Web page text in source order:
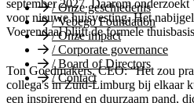
/Onze geschiedenis
/Vebego Foundation
/Onze impact
/Corporate governance
/Board of Directors
/Contact
september 2027. Daarom
voor nieuwe huisvesting. Het
Voerendaal blijft de formele
Ton Goedmakers, CEO: “Het zou
collega's in Zuid-Limburg bij elkaar
een inspirerend en duurzaam pand,